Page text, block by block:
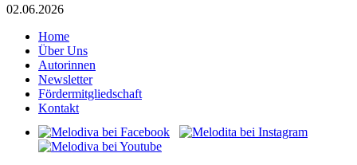
02.06.2026
Home
Über Uns
Autorinnen
Newsletter
Fördermitgliedschaft
Kontakt